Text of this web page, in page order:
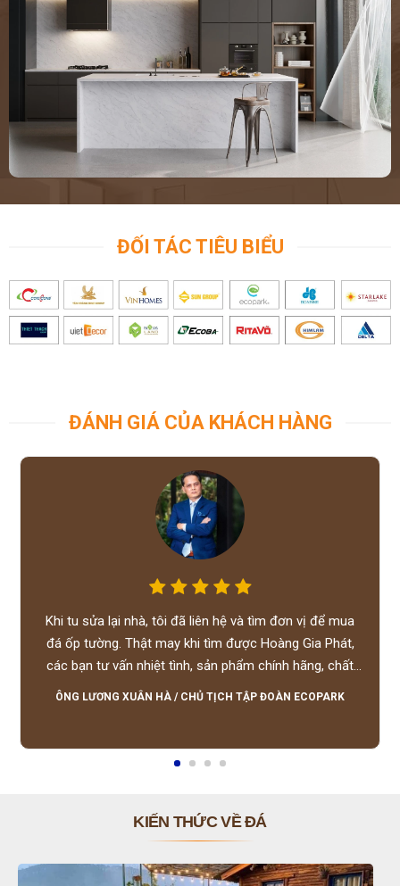
ĐỐI TÁC TIÊU BIỂU
ĐÁNH GIÁ CỦA KHÁCH HÀNG
Khi tu sửa lại nhà, tôi đã liên hệ và tìm đơn vị để mua
đá ốp tường. Thật may khi tìm được Hoàng Gia Phát,
các bạn tư vấn nhiệt tình, sản phẩm chính hãng, chất
lượng tốt, giá hợp lý, hỗ trợ tận tình.
ÔNG LƯƠNG XUÂN HÀ / CHỦ TỊCH TẬP ĐOÀN ECOPARK
KIẾN THỨC VỀ ĐÁ